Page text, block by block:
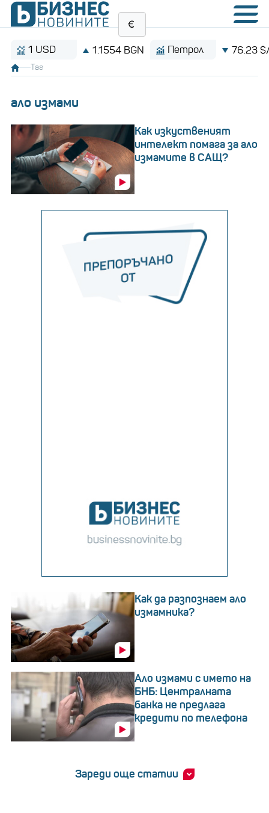
USD 1.1554 BGN Петрол 76.23 $/барел
Таг
ало измами
Как изкуственият
интелект помага за ало
измамите в САЩ?
Как да разпознаем ало
измамника?
Ало измами с името на
БНБ: Централната
банка не предлага
кредити по телефона
Зареди още статии